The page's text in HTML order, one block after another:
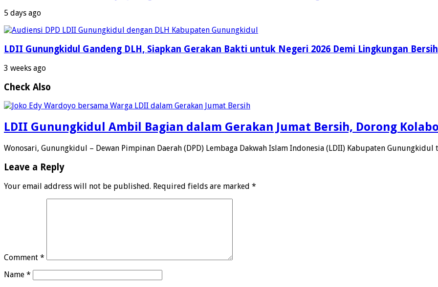
5 days ago
LDII Gunungkidul Gandeng DLH, Siapkan Gerakan Bakti untuk Negeri 2026 Demi Lingkungan Bersih
3 weeks ago
Check Also
LDII Gunungkidul Ambil Bagian dalam Gerakan Jumat Bersih, Dorong
Wonosari, Gunungkidul – Dewan Pimpinan Daerah (DPD) Lembaga Dakwah Islam Indonesia (LDII) Kabupaten
Leave a Reply
Your email address will not be published. Required fields are marked *
Comment *
Name *